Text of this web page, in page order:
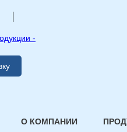
О КОМПАНИИ